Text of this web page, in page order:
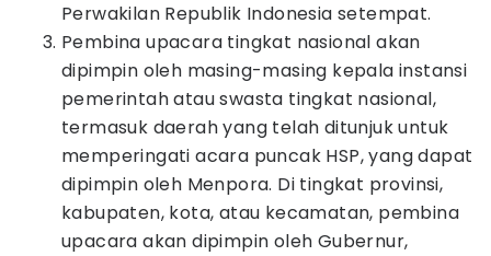
Perwakilan Republik Indonesia setempat.
Pembina upacara tingkat nasional akan
dipimpin oleh masing-masing kepala instansi
pemerintah atau swasta tingkat nasional,
termasuk daerah yang telah ditunjuk untuk
memperingati acara puncak HSP, yang dapat
dipimpin oleh Menpora. Di tingkat provinsi,
kabupaten, kota, atau kecamatan, pembina
upacara akan dipimpin oleh Gubernur,